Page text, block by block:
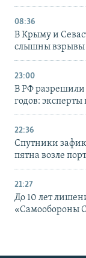
08:36
В Крыму и
слышны взрывы
23:00
В РФ разрешили
годов:
22:36
Спутники
пятна возле
21:27
До 10 лет
«Самообороны